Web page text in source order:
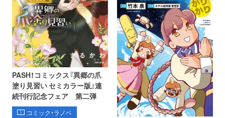
PASH！コミックス『異郷の爪
塗り見習い セミカラー版』連
続刊行記念フェア 第二弾
コミック・ラノベ